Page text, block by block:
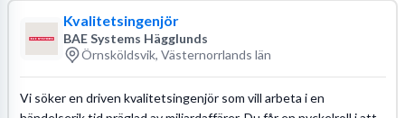
Kvalitetsingenjör
BAE Systems Hägglunds
Örnsköldsvik, Västernorrlands län
Vi söker en driven kvalitetsingenjör som vill arbeta i en